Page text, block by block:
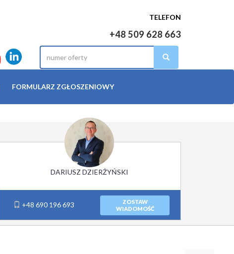
TELEFON
+48 509 628 663
FORMULARZ ZGŁOSZENIOWY
DARIUSZ DZIERŻYŃSKI
+48 690 196 693
ZOSTAW
WIADOMOŚĆ